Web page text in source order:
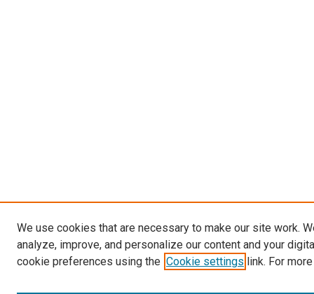
We use cookies that are necessary to make our site work.
analyze, improve, and personalize our content and your
cookie preferences using the Cookie settings link. For